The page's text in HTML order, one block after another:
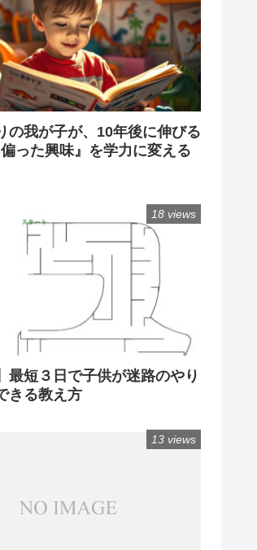
の我が子が、10年後に伸びる
った興味』を学力に変える
最短３日で子供が迷路のやり
きる教え方
18 views
13 views